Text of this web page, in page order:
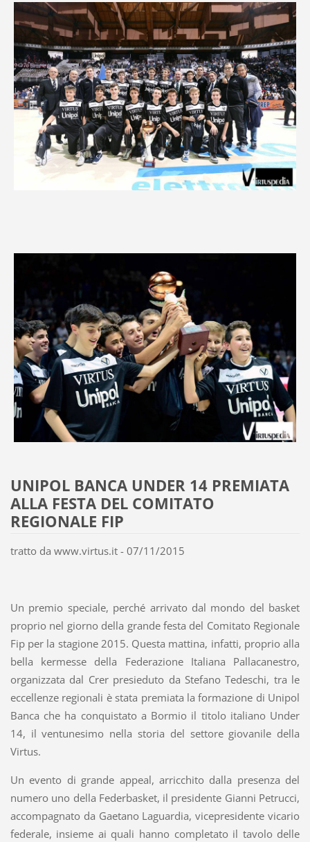
UNIPOL BANCA UNDER 14 PREMIATA
ALLA FESTA DEL COMITATO
REGIONALE FIP
tratto da www.virtus.it - 07/11/2015
Un premio speciale, perché arrivato dal mondo del basket
proprio nel giorno della grande festa del Comitato Regionale
Fip per la stagione 2015. Questa mattina, infatti, proprio alla
bella kermesse della Federazione Italiana Pallacanestro,
organizzata dal Crer presieduto da Stefano Tedeschi, tra le
eccellenze regionali è stata premiata la formazione di Unipol
Banca che ha conquistato a Bormio il titolo italiano Under
14, il ventunesimo nella storia del settore giovanile della
Virtus.
Un evento di grande appeal, arricchito dalla presenza del
numero uno della Federbasket, il presidente Gianni Petrucci,
accompagnato da Gaetano Laguardia, vicepresidente vicario
federale, insieme ai quali hanno completato il tavolo delle